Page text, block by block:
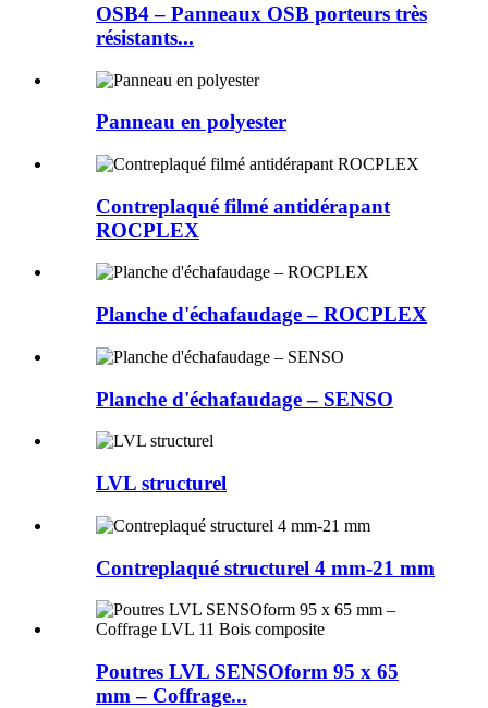
OSB4 – Panneaux OSB porteurs très
résistants...
Panneau en polyester
Contreplaqué filmé antidérapant
ROCPLEX
Planche d'échafaudage – ROCPLEX
Planche d'échafaudage – SENSO
LVL structurel
Contreplaqué structurel 4 mm-21 mm
Poutres LVL SENSOform 95 x 65
mm – Coffrage...